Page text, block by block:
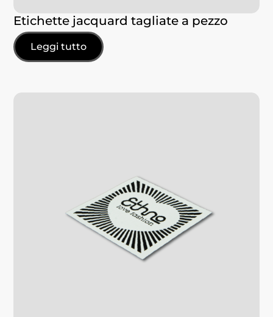
Etichette jacquard tagliate a pezzo
Leggi tutto